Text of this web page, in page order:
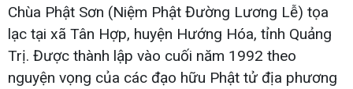
Chùa Phật Sơn (Niệm Phật Đường Lương Lễ) tọa
lạc tại xã Tân Hợp, huyện Hướng Hóa, tỉnh Quảng
Trị. Được thành lập vào cuối năm 1992 theo
nguyện vọng của các đạo hữu Phật tử địa phương